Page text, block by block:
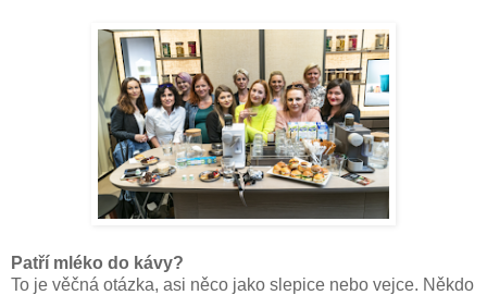
Patří mléko do kávy?
To je věčná otázka, asi něco jako slepice nebo vejce. Někdo